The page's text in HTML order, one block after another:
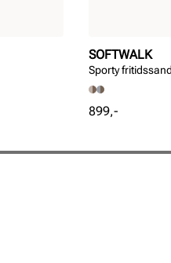
SOFTWALK
Sporty
Pris
899,-